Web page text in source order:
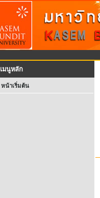
เมนูหลัก
หน้าเริ่มต้น